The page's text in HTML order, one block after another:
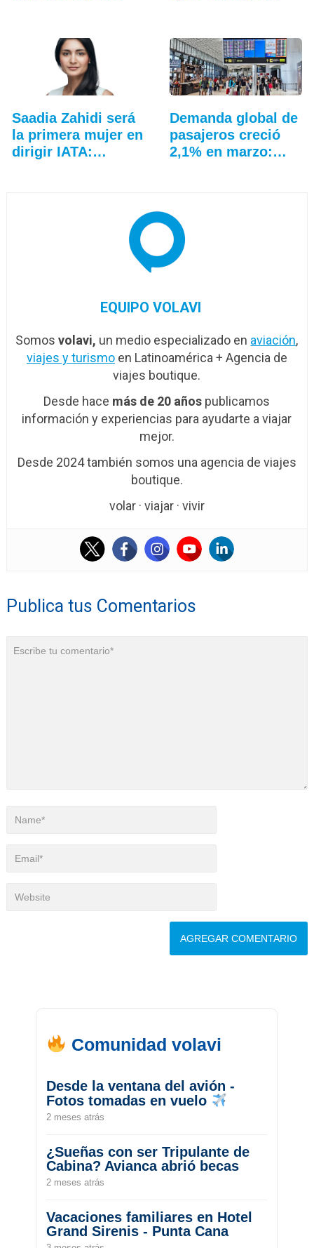
Saadia Zahidi será
la primera mujer en
dirigir IATA:…
Demanda global de
pasajeros creció
2,1% en marzo:
EQUIPO VOLAVI
Somosvolavi, un medio especializado en aviación,
viajes y turismoen Latinoamérica + Agencia de
viajes boutique.
Desde hace más de 20 años publicamos
información y experiencias para ayudarte a viajar
mejor.
Desde 2024 también somos una agencia de viajes
boutique.
volar · viajar · vivir
Publica tus Comentarios
Comunidad volavi
Desde la ventana del avión -
Fotos tomadas en vuelo
2 meses atrás
¿Sueñas con ser Tripulante de
Cabina? Avianca abrió becas
2 meses atrás
Vacaciones familiares en Hotel
Grand Sirenis - Punta Cana